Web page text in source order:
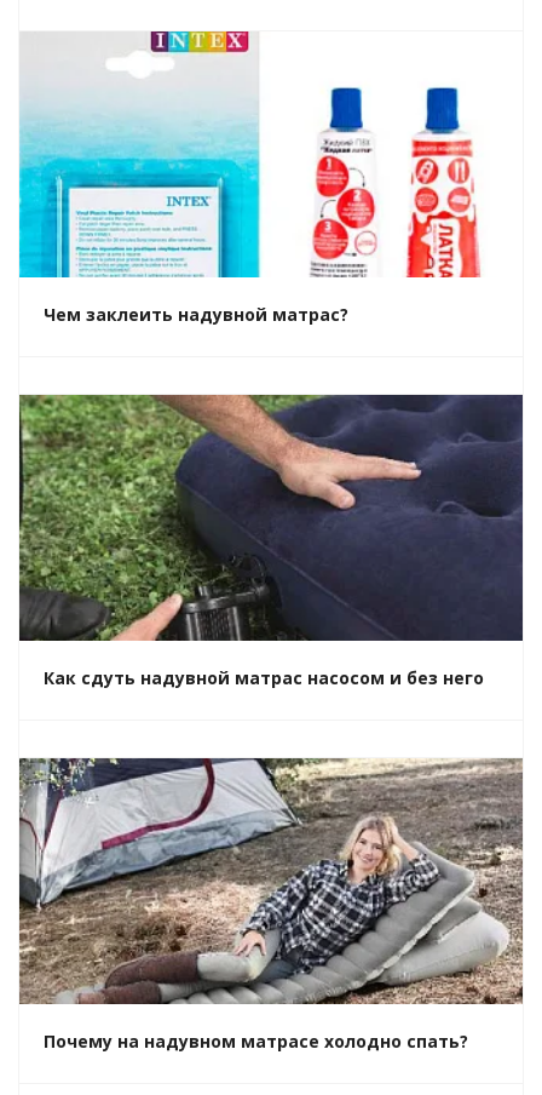
Чем заклеить надувной матрас?
Как сдуть надувной матрас насосом и без него
Почему на надувном матрасе холодно спать?